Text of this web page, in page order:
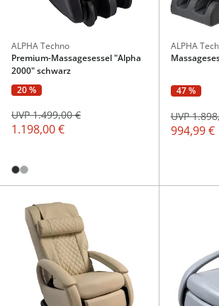
ALPHA Techno
Premium-Massagesessel "Alpha
2000" schwarz
20 %
1.198,00 €
UVP 1.499,00 €
ALPHA
47 %
994,99 €
UVP